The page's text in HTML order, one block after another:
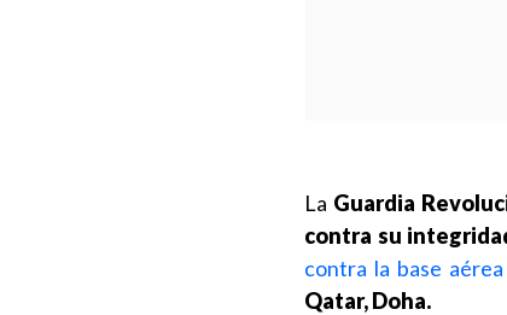
La Guardia
contra su
contra la base
Qatar, Doha.